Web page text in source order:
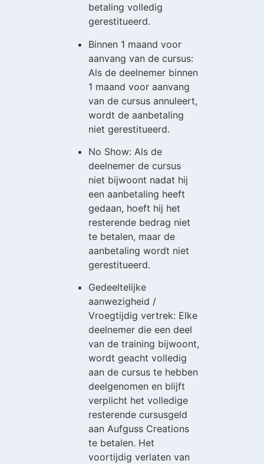
betaling volledig
gerestitueerd.
Binnen 1 maand voor
aanvang van de cursus:
Als de deelnemer binnen
1 maand voor aanvang
van de cursus annuleert,
wordt de aanbetaling
niet gerestitueerd.
No Show: Als de
deelnemer de cursus
niet bijwoont nadat hij
een aanbetaling heeft
gedaan, hoeft hij het
resterende bedrag niet
te betalen, maar de
aanbetaling wordt niet
gerestitueerd.
Gedeeltelijke
aanwezigheid /
Vroegtijdig vertrek: Elke
deelnemer die een deel
van de training bijwoont,
wordt geacht volledig
aan de cursus te hebben
deelgenomen en blijft
verplicht het volledige
resterende cursusgeld
aan Aufguss Creations
te betalen. Het
voortijdig verlaten van